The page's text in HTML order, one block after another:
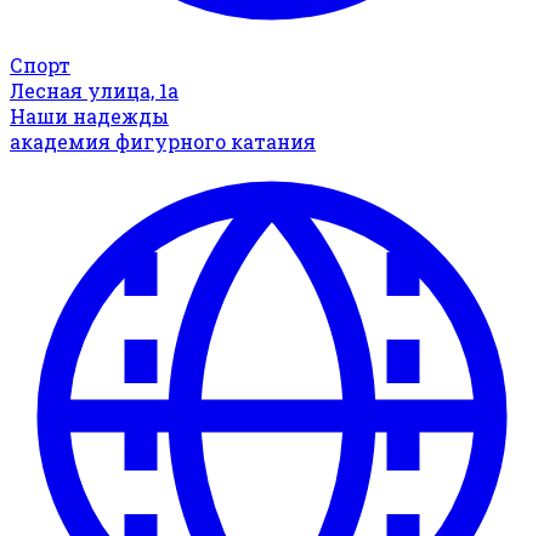
Спорт
Лесная улица, 1а
Наши надежды
академия фигурного катания